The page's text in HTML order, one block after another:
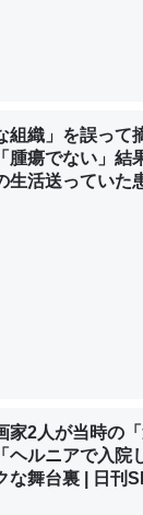
題＝「昆虫はなぜ海
大量に使う脊椎動
たり努力してるし
題＝「昆虫はなぜ海
でたまに覗いて
67歳と僕。ITツール
組織」を誤って
瘍でない」結
活送っていた
ュース） -
家2人が当時の
ヘルニアで入院
な舞台裏 | 日刊